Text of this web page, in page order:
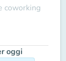
coworking
oggi